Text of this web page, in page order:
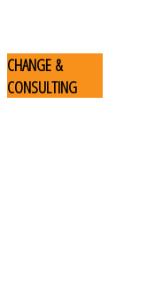
CHANGE &
CONSULTING